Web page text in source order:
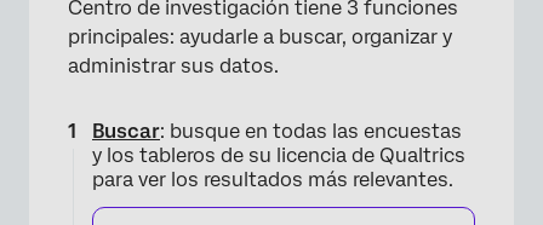
×
Centro de investigación tiene 3 funciones
principales: ayudarle a buscar, organizar y
administrar sus datos.
Buscar: busque en todas las encuestas
y los tableros de su licencia de Qualtrics
para ver los resultados más relevantes.